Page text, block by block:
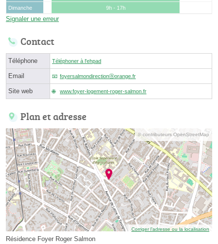
Dimanche
9h - 17h
Signaler une erreur
Contact
Téléphone Téléphoner à l'ehpad
Email foyersalmondirectionⓐorange.fr
Site web www.foyer-logement-roger-salmon.fr
Plan et adresse
© contributeurs OpenStreetMap
Corriger l’adresse ou la localisation
Résidence Foyer Roger Salmon